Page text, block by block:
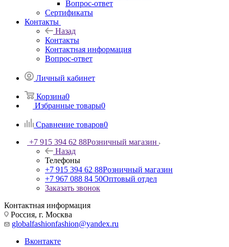
Вопрос-ответ
Сертификаты
Контакты
Назад
Контакты
Контактная информация
Вопрос-ответ
Личный кабинет
Корзина0
Избранные товары0
Сравнение товаров0
+7 915 394 62 88Розничный магазин
Назад
Телефоны
+7 915 394 62 88Розничный магазин
+7 967 088 84 50Оптовый отдел
Заказать звонок
Контактная информация
Россия, г. Москва
globalfashionfashion@yandex.ru
Вконтакте